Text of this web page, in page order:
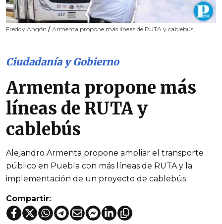
Freddy Angón / Armenta propone más líneas de RUTA y cablebús
Ciudadanía y Gobierno
Armenta propone más
líneas de RUTA y
cablebús
Alejandro Armenta propone ampliar el transporte
público en Puebla con más líneas de RUTA y la
implementación de un proyecto de cablebús
Compartir: